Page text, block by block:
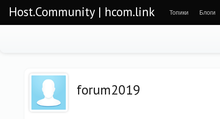
Host.Community | hcom.link Топики Блоги
forum2019